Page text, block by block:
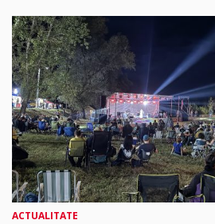
ACTUALITATE